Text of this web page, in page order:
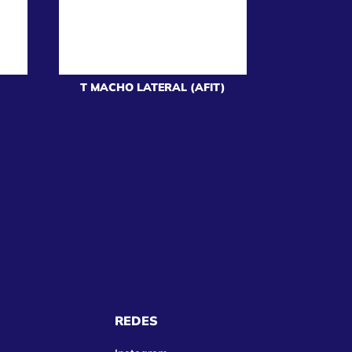
T MACHO LATERAL (AFIT)
REDES